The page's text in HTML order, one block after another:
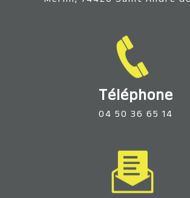
Téléphone
04 50 36 65 14